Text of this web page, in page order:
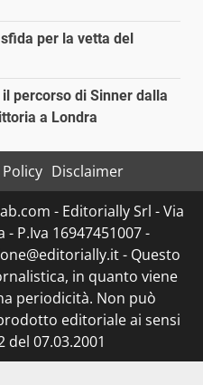
per la vetta del
percorso di Sinner dalla
a Londra
Disclaimer
- Editorially Srl - Via
- P.Iva 16947451007 -
- Questo
in quanto viene
periodicità. Non può
editoriale ai sensi
del 07.03.2001